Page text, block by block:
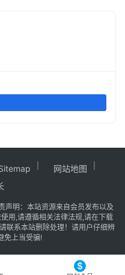
网站地图
声明：本站资源来自会员发布以及
用,请遵循相关法律法规,请在下载
联系本站删除处理！请用户仔细辨
免上当受骗!